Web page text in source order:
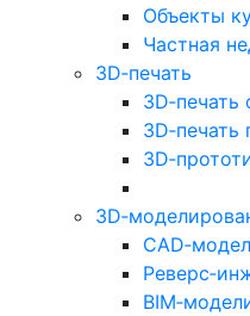
Объекты
Частная
3D‑печать